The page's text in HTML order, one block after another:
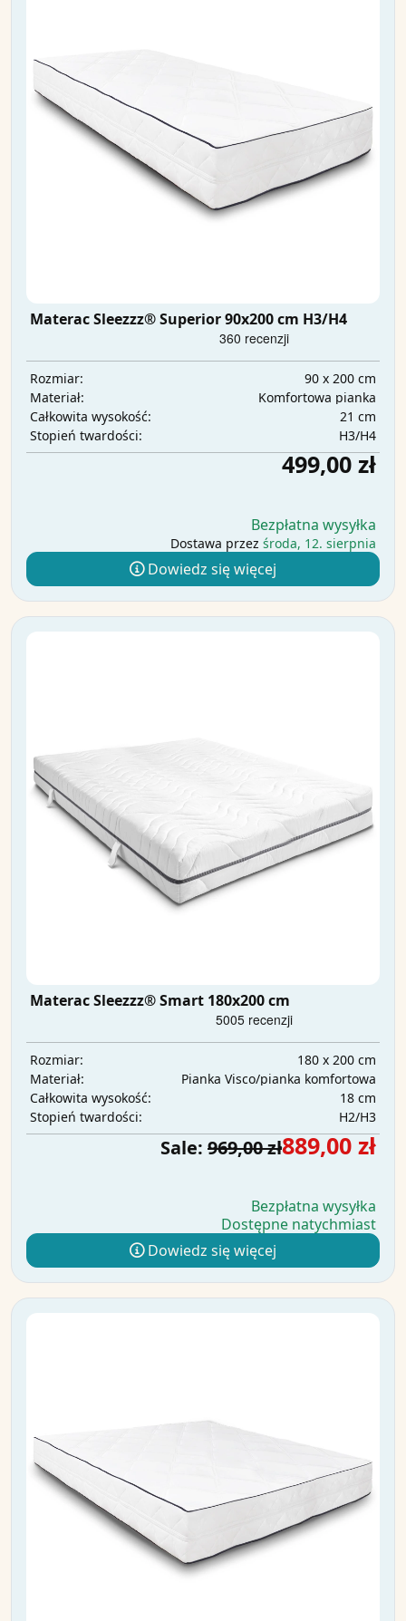
Materac Sleezzz® Superior 90x200 cm H3/H4
Rozmiar:
90 x 200 cm
Materiał:
Komfortowa pianka
Całkowita wysokość:
21 cm
Stopień twardości:
H3/H4
499,00 zł
Bezpłatna wysyłka
Dostawa przez środa, 12. sierpnia
Dowiedz się więcej
Materac Sleezzz® Smart 180x200 cm
Rozmiar:
180 x 200 cm
Materiał:
Pianka Visco/pianka komfortowa
Całkowita wysokość:
18 cm
Stopień twardości:
H2/H3
Sale: 969,00 zł889,00 zł
Bezpłatna wysyłka
Dostępne natychmiast
Dowiedz się więcej